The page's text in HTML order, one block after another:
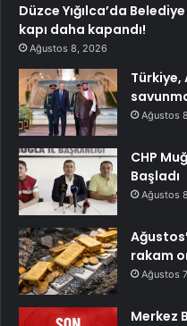
Düzce Yığılca’da
kapı daha kapandı!
Ağustos 8, 2026
Ağustos
CHP
Başladı
Ağustos
rakam
Ağustos
Merkez